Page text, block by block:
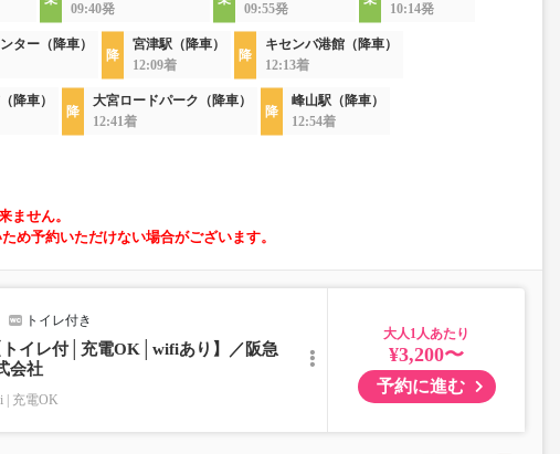
09:40発
09:55発
10:14発
ター（降車）
宮津駅（降車）
12:09着
キセンバ港館（降車）
12:13着
降車）
大宮ロードパーク（降車）
12:41着
峰山駅（降車）
12:54着
ません。
め予約いただけない場合がございます。
トイレ付き
トイレ付│充電OK│wifiあり】／阪急
会社
充電OK
大人
¥3,200〜
予約に進む